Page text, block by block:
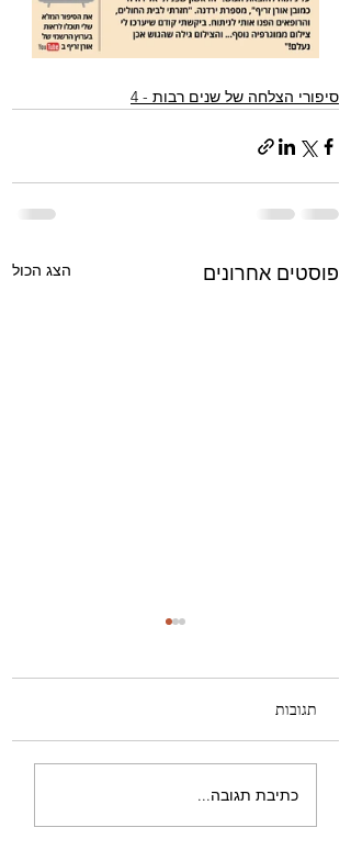
סיפורי הצלחה של שנים רבות - 4
פוסטים אחרונים הצג הכול
היה לי טישטוש בעין -
תגובות
כתיבת תגובה...